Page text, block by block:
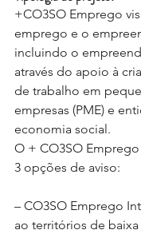
+CO3SO Emprego
emprego e o
incluindo o
através do apoio à
de trabalho em
empresas (PME) e
economia social.
O + CO3SO
3 opções de aviso:
– CO3SO Emprego
ao territórios de